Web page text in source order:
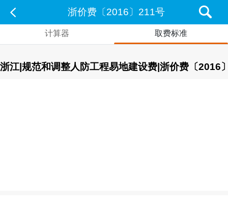
浙价费〔2016〕211号
计算器 取费标准
浙江|规范和调整人防工程易地建设费|浙价费〔2016